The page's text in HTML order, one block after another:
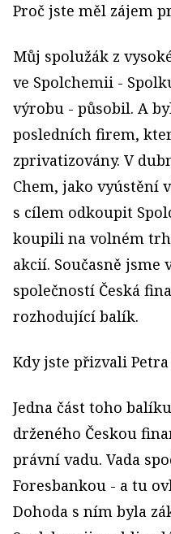
Proč jste měl zájem
Můj spolužák z
ve Spolchemii -
výrobu - působil. A
posledních firem,
zprivatizovány. V
Chem, jako vyústění
s cílem odkoupit
koupili na volném
akcií. Současně jsme
společností Česká
rozhodující balík.
Kdy jste přizvali Petra
Jedna část toho
drženého Českou
právní vadu. Vada
Foresbankou - a tu
Dohoda s ním byla